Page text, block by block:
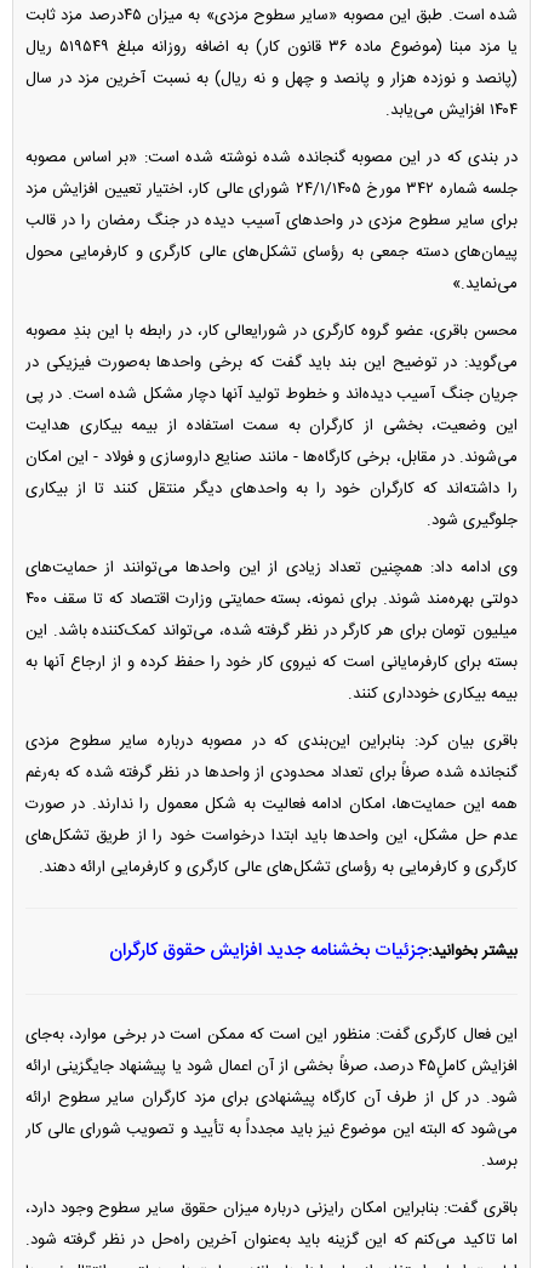
شده است. طبق این مصوبه «سایر سطوح مزدی» به میزان ۴۵درصد مزد ثابت
یا مزد مبنا (موضوع ماده ۳۶ قانون کار) به اضافه روزانه مبلغ ۵۱۹۵۴۹ ریال
(پانصد و نوزده هزار و پانصد و چهل و نه ریال) به نسبت آخرین مزد در سال
۱۴۰۴ افزایش می‌یابد.
در بندی که در این مصوبه گنجانده شده نوشته شده است: «بر اساس مصوبه
جلسه شماره ۳۴۲ مورخ ۲۴/۱/۱۴۰۵ شورای عالی کار، اختیار تعیین افزایش مزد
برای سایر سطوح مزدی در واحد‌های آسیب دیده در جنگ رمضان را در قالب
پیمان‌های دسته جمعی به رؤسای تشکل‌های عالی کارگری و کارفرمایی محول
می‌نماید.»
محسن باقری، عضو گروه کارگری در شورایعالی کار، در رابطه با این بندِ مصوبه
می‌گوید: در توضیح این بند باید گفت که برخی واحد‌ها به‌صورت فیزیکی در
جریان جنگ آسیب دیده‌اند و خطوط تولید آنها دچار مشکل شده است. در پی
این وضعیت، بخشی از کارگران به سمت استفاده از بیمه بیکاری هدایت
می‌شوند. در مقابل، برخی کارگاه‌ها - مانند صنایع داروسازی و فولاد - این امکان
را داشته‌اند که کارگران خود را به واحد‌های دیگر منتقل کنند تا از بیکاری
جلوگیری شود.
وی ادامه داد: همچنین تعداد زیادی از این واحد‌ها می‌توانند از حمایت‌های
دولتی بهره‌مند شوند. برای نمونه، بسته حمایتی وزارت اقتصاد که تا سقف ۴۰۰
میلیون تومان برای هر کارگر در نظر گرفته شده، می‌تواند کمک‌کننده باشد. این
بسته برای کارفرمایانی است که نیروی کار خود را حفظ کرده و از ارجاع آنها به
بیمه بیکاری خودداری کنند.
باقری بیان کرد: بنابراین این‌بندی که در مصوبه درباره سایر سطوح مزدی
گنجانده شده صرفاً برای تعداد محدودی از واحد‌ها در نظر گرفته شده که به‌رغم
همه این حمایت‌ها، امکان ادامه فعالیت به شکل معمول را ندارند. در صورت
عدم حل مشکل، این واحد‌ها باید ابتدا درخواست خود را از طریق تشکل‌های
کارگری و کارفرمایی به رؤسای تشکل‌های عالی کارگری و کارفرمایی ارائه دهند.
بیشتر بخوانید:جزئیات بخشنامه جدید افزایش حقوق کارگران
این فعال کارگری گفت: منظور این است که ممکن است در برخی موارد، به‌جای
افزایش کاملِ۴۵ درصد، صرفاً بخشی از آن اعمال شود یا پیشنهاد جایگزینی ارائه
شود. در کل از طرف آن کارگاه پیشنهادی برای مزد کارگران سایر سطوح ارائه
می‌شود که البته این موضوع نیز باید مجدداً به تأیید و تصویب شورای عالی کار
برسد.
باقری گفت: بنابراین امکان رایزنی درباره میزان حقوق سایر سطوح وجود دارد،
اما تاکید می‌کنم که این گزینه باید به‌عنوان آخرین راه‌حل در نظر گرفته شود.